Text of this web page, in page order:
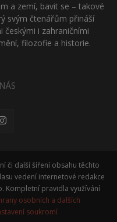
a zemí, bavit se – takové
svým čtenářům přináší
českými i zahraničními
filozofie a historie.
či další šíření obsahu těchto
vedení internetové redakce
Kompletní pravidla využívání
osobních a dalších
soukromí